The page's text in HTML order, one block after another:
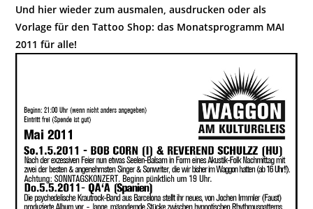
Und hier wieder zum ausmalen, ausdrucken oder als
Vorlage für den Tattoo Shop: das Monatsprogramm MAI
2011 für alle!